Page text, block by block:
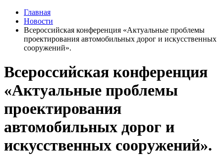
Главная
Новости
Всероссийская конференция «Актуальные проблемы
проектирования автомобильных дорог и искусственных
сооружений».
Всероссийская конференция
«Актуальные проблемы
проектирования
автомобильных дорог и
искусственных сооружений».